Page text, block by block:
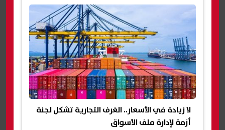
لا زيادة في الأسعار.. الغرف التجارية تشكل لجنة
أزمة لإدارة ملف الأسواق